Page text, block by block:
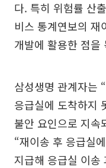
다. 특히 위험률 산
비스 통계연보의 재
개발에 활용한 점을
삼성생명 관계자는
응급실에 도착하지
불안 요인으로 지속
“재이송 후 응급실
지급해 응급실 이송